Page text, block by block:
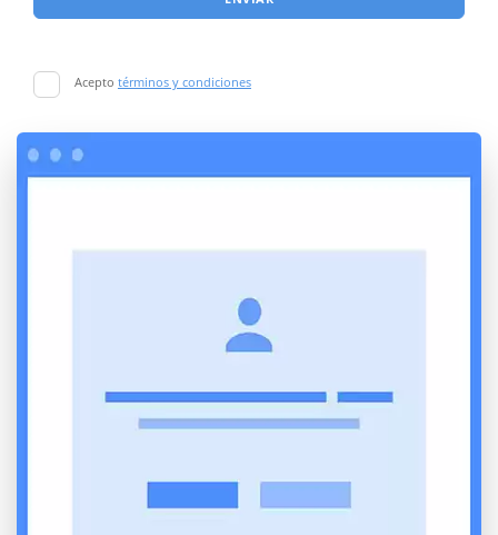
Acepto términos y condiciones